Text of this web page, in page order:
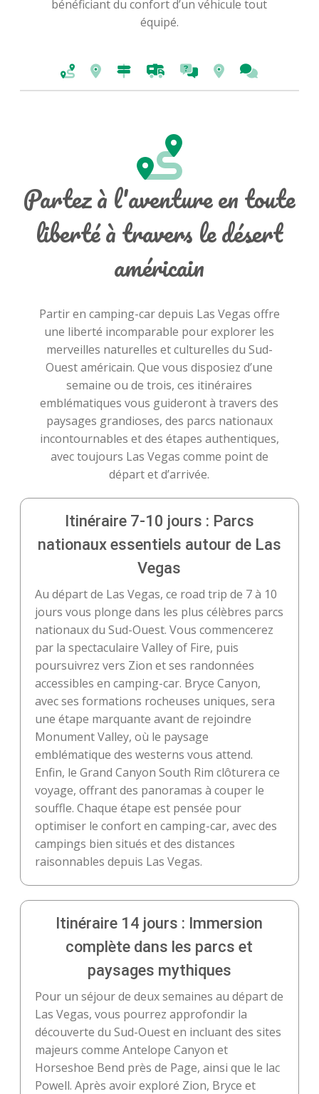
bénéficiant du confort d’un véhicule tout
équipé.
Partez à l'aventure en toute
liberté à travers le désert
américain
Partir en camping-car depuis Las Vegas offre
une liberté incomparable pour explorer les
merveilles naturelles et culturelles du Sud-
Ouest américain. Que vous disposiez d’une
semaine ou de trois, ces itinéraires
emblématiques vous guideront à travers des
paysages grandioses, des parcs nationaux
incontournables et des étapes authentiques,
avec toujours Las Vegas comme point de
départ et d’arrivée.
Itinéraire 7-10 jours : Parcs
nationaux essentiels autour de Las
Vegas
Au départ de Las Vegas, ce road trip de 7 à 10
jours vous plonge dans les plus célèbres parcs
nationaux du Sud-Ouest. Vous commencerez
par la spectaculaire Valley of Fire, puis
poursuivrez vers Zion et ses randonnées
accessibles en camping-car. Bryce Canyon,
avec ses formations rocheuses uniques, sera
une étape marquante avant de rejoindre
Monument Valley, où le paysage
emblématique des westerns vous attend.
Enfin, le Grand Canyon South Rim clôturera ce
voyage, offrant des panoramas à couper le
souffle. Chaque étape est pensée pour
optimiser le confort en camping-car, avec des
campings bien situés et des distances
raisonnables depuis Las Vegas.
Itinéraire 14 jours : Immersion
complète dans les parcs et
paysages mythiques
Pour un séjour de deux semaines au départ de
Las Vegas, vous pourrez approfondir la
découverte du Sud-Ouest en incluant des sites
majeurs comme Antelope Canyon et
Horseshoe Bend près de Page, ainsi que le lac
Powell. Après avoir exploré Zion, Bryce et